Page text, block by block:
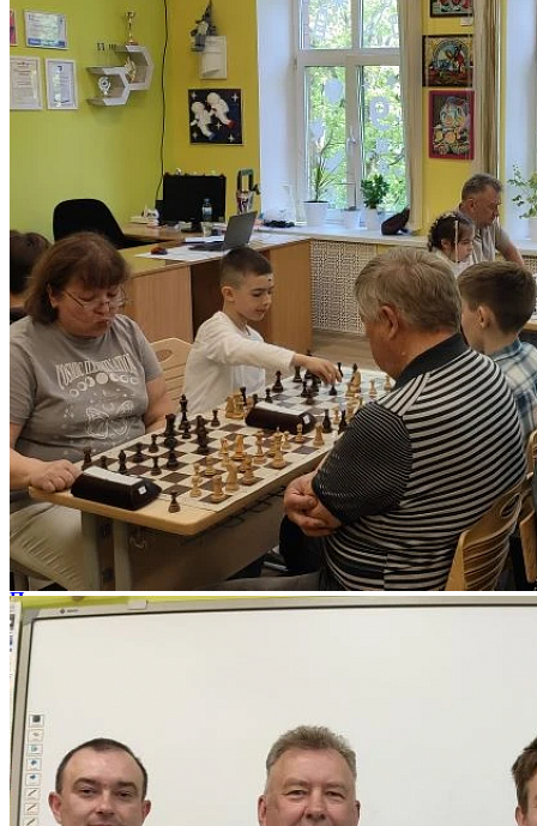
У всех участников турнира остались только положительные
впечатления и яркие эмоции!
ПОЗДРАВЛЯЕМ С ПОБЕДОЙ СЕМЕЙНЫЕ КОМАНДЫ!
Первое место, набрав в сумме 11,5 очков, заняла семейная
команда Егоровых: юный участник - Егорова Ульяна,
обучающаяся студии "Королевский гамбит", взрослый
участник - Егоров Борис Александрович, дедушка.
Второе место, набрав в сумме 9,5 очков, заняла семейная
команда Златовых: юный участник - Златов Иван,
обучающийся студии "Королевский гамбит", взрослый
участник - Златов Денис Антонович, папа.
На третьем месте с 8-ю набранными очками семейная команда
Митрошкиных: юный участник - Митрошкин Григорий,
воспитанник студии "Белая ладья", взрослый участник
Митрошкин Михаил Валерьевич, папа.
Благодарим все семейные команды за активное участие в
турнире!
Слова благодарности замечательной команде педагогов
Центра! Главный судья турнира Ситников Вадим
Александрович, судьи Валеева Гульназ Фанизовна и
Калинников Дмитрий Сергеевич!
Поздравляем всех с удачными и замечательными результатами
турнира!
Итоги
След. новость
Пред. новость
Наши контакты
maoudyuckom@edu.klgd.ru
Нашли ошибку? Сообщите нам!
Выделите и нажмите Ctr+Enter